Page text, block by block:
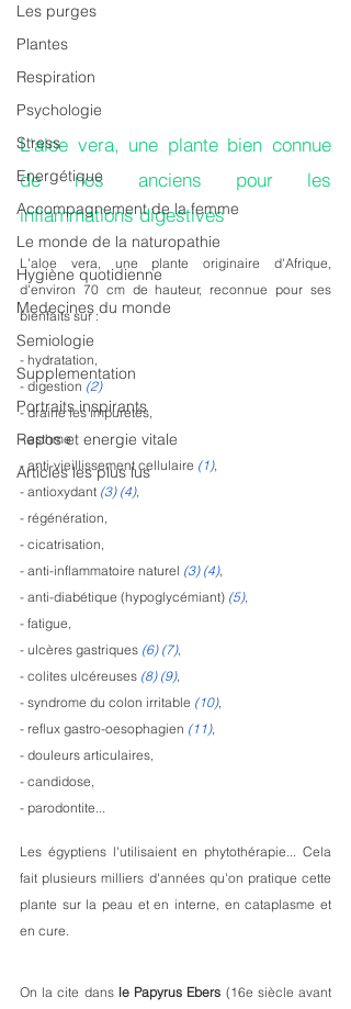
Les purges
Plantes
Respiration
Psychologie
Stress
Energétique
Accompagnement de la femme
Le monde de la naturopathie
Hygiène quotidienne
Medecines du monde
Semiologie
Supplementation
Portraits inspirants
Repos et energie vitale
Articles les plus lus
L'aloe vera, une plante bien connue
de nos anciens pour les
inflammations digestives
L'aloe vera, une plante originaire d'Afrique,
d'environ 70 cm de hauteur, reconnue pour ses
bienfaits sur :
- hydratation,
- digestion (2)
- draine les impuretés,
- asthme
- anti-vieillissement cellulaire (1),
- antioxydant (3) (4),
- régénération,
- cicatrisation,
- anti-inflammatoire naturel (3) (4),
- anti-diabétique (hypoglycémiant) (5),
- fatigue,
- ulcères gastriques (6) (7),
- colites ulcéreuses (8) (9),
- syndrome du colon irritable (10),
- reflux gastro-oesophagien (11),
- douleurs articulaires,
- candidose,
- parodontite...
Les égyptiens l'utilisaient en phytothérapie... Cela
fait plusieurs milliers d'années qu'on pratique cette
plante sur la peau et en interne, en cataplasme et
en cure.
On la cite dans le Papyrus Ebers (16e siècle avant